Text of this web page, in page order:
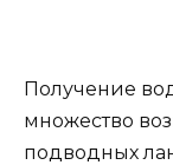
Получение
множество
подводных